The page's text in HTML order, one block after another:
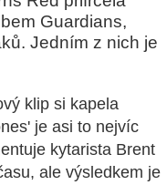
Guardians,
Jedním z nich je
klip si kapela
je asi to nejvíc
kytarista Brent
ale výsledkem je